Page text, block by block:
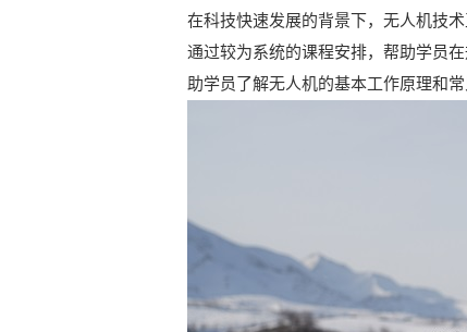
在科技快速发展的背景下，无人机技
通过较为系统的课程安排，帮助学员
助学员了解无人机的基本工作原理和常